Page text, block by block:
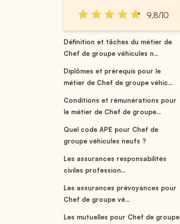
9,8/10
Définition et tâches du métier de
Chef de groupe véhicules n...
Diplômes et prérequis pour le
métier de Chef de groupe véhic...
Conditions et rémunérations pour
le métier de Chef de groupe...
Quel code APE pour Chef de
groupe véhicules neufs ?
Les assurances responsabilités
civiles profession...
Les assurances prévoyances pour
Chef de groupe vé...
Les mutuelles pour Chef de groupe